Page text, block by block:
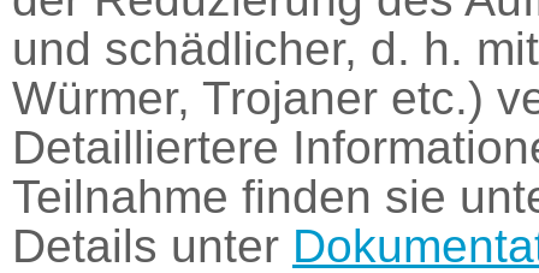
und schädlicher, d. h.
Würmer, Trojaner etc.)
Detailliertere
Teilnahme finden sie
Details unter